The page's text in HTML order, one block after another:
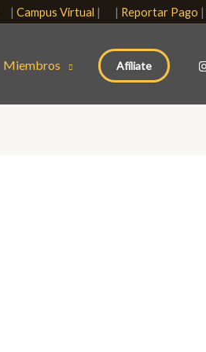
| Campus Virtual | | Reportar Pago |
Miembros Afíliate